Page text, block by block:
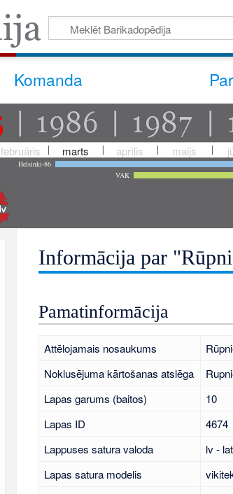
Komanda
februāris marts aprīlis maijs
Helsinki-86
VAK
Informācija par
Pamatinformācija
Attēlojamais nosaukums
Noklusējuma kārtošanas atslēga
Lapas garums (baitos)
10
Lapas ID
4674
Lappuses satura valoda
lv -
Lapas satura modelis